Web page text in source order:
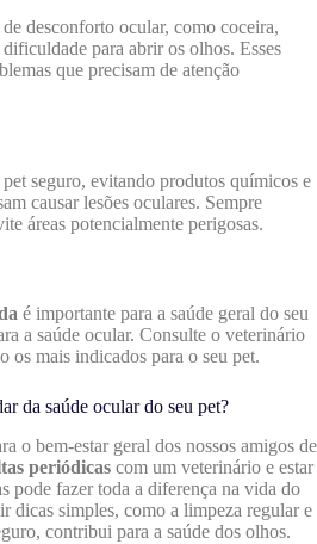
desconforto ocular, como coceira,
para abrir os olhos. Esses
que precisam de atenção
seguro, evitando produtos químicos e
causar lesões oculares. Sempre
áreas potencialmente perigosas.
é importante para a saúde geral do seu
a saúde ocular. Consulte o veterinário
os mais indicados para o seu pet.
da saúde ocular do seu pet?
o bem-estar geral dos nossos amigos de
periódicas com um veterinário e estar
pode fazer toda a diferença na vida do
dicas simples, como a limpeza regular e
contribui para a saúde dos olhos.